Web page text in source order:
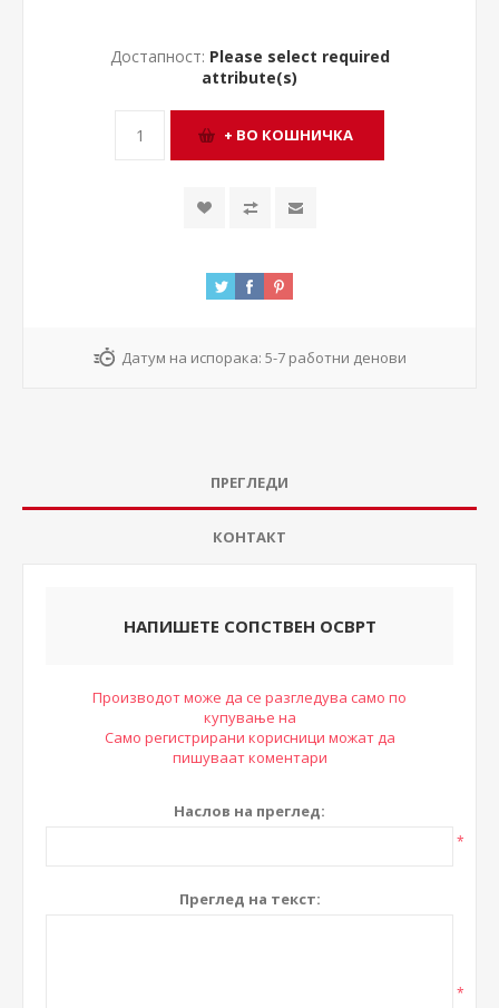
Достапност: Please select required
attribute(s)
Датум на испорака: 5-7 работни денови
ПРЕГЛЕДИ
КОНТАКТ
НАПИШЕТЕ СОПСТВЕН ОСВРТ
Производот може да се разгледува само по
купување на
Само регистрирани корисници можат да
пишуваат коментари
Наслов на преглед:
*
Преглед на текст:
*